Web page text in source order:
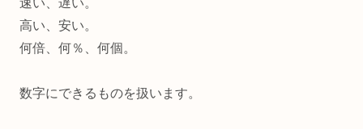
高い、安い。
何倍、何％、何個。
数字にできるものを扱います。